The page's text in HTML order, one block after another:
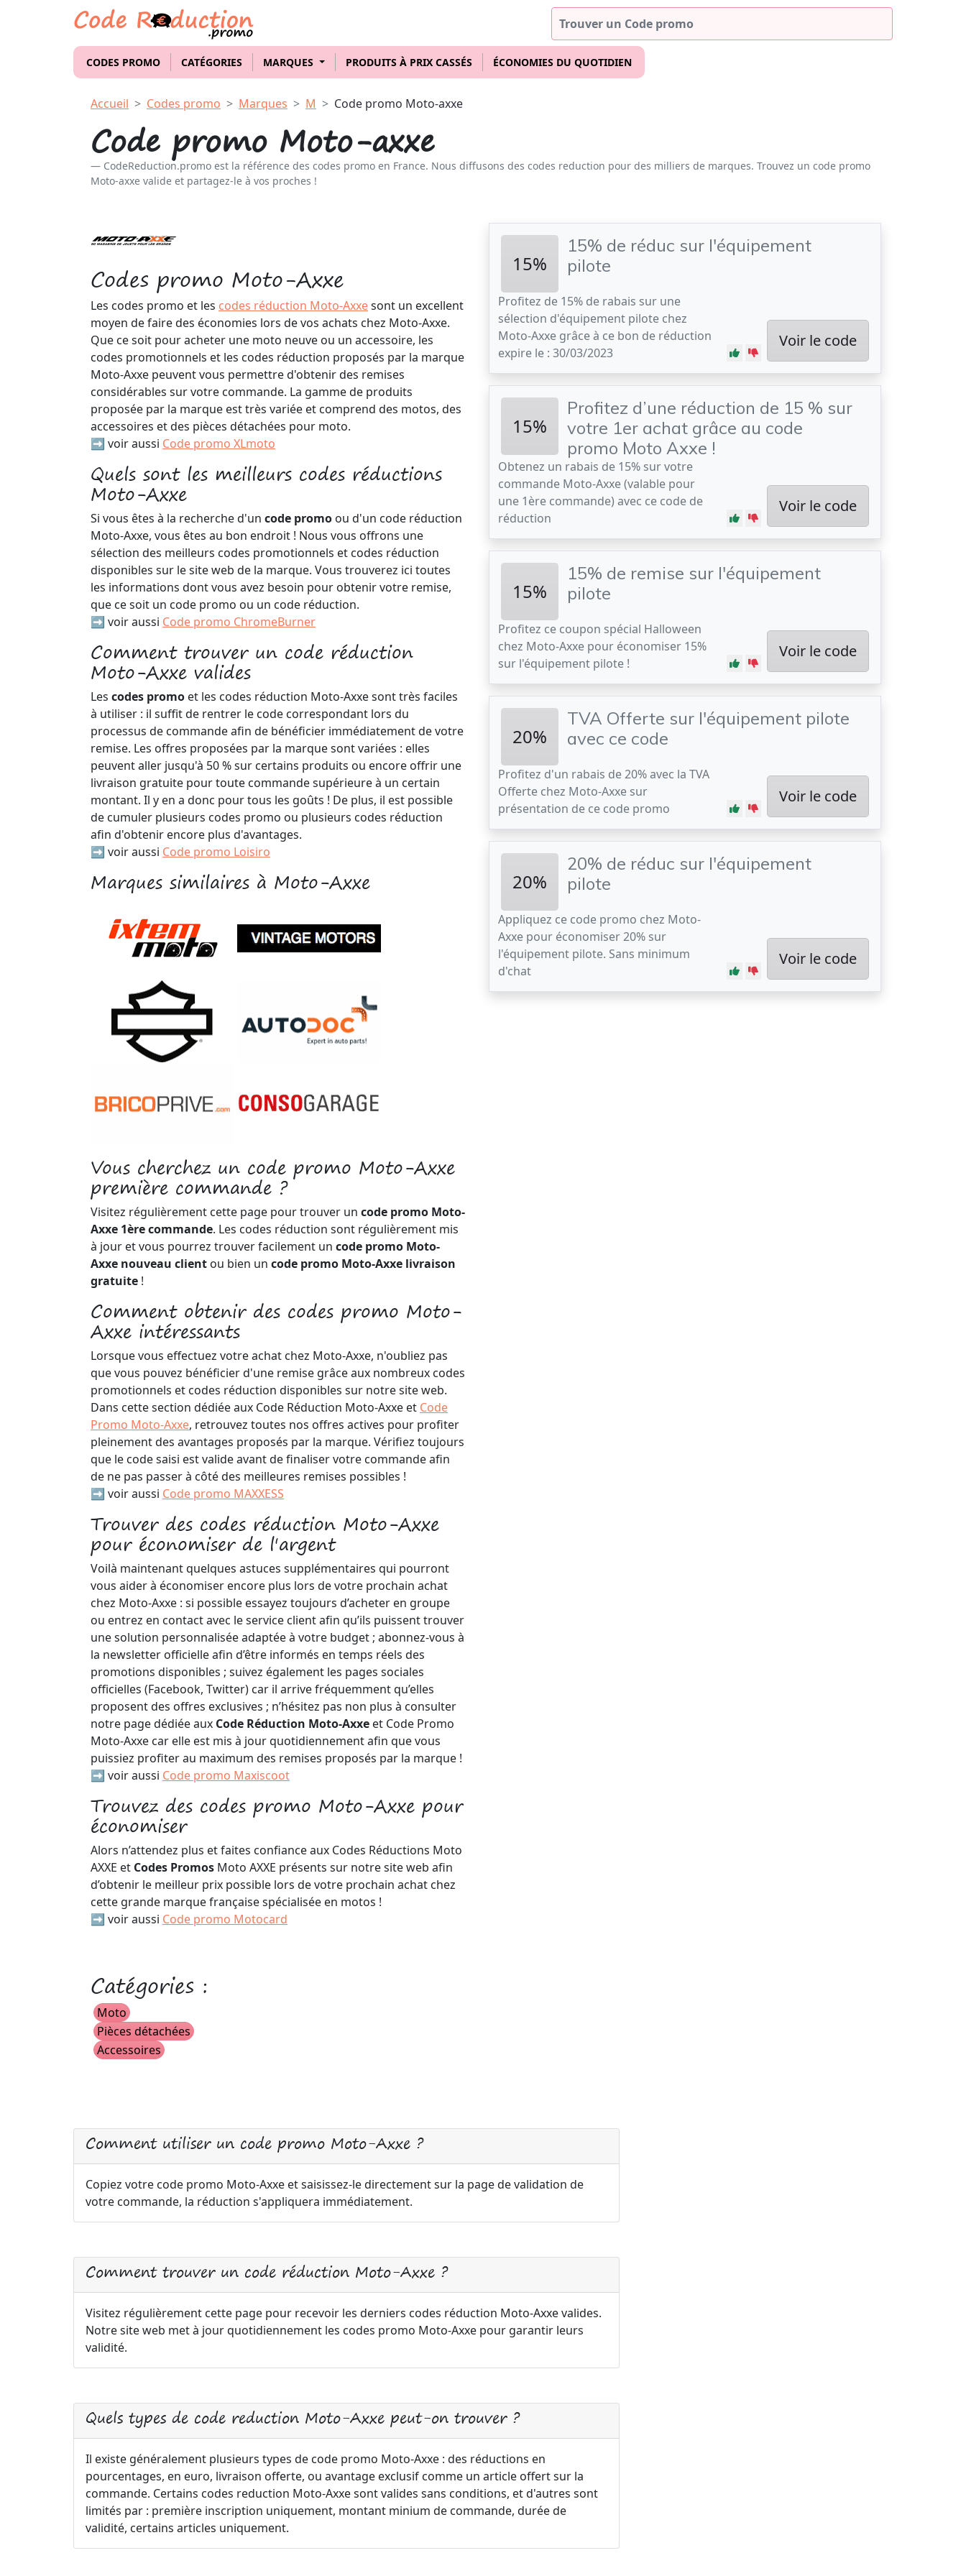
CODES PROMO CATÉGORIES MARQUES PRODUITS À PRIX CASSÉS ÉCONOMIES DU QUOTIDIEN
Accueil Codes promo Marques M Code promo Moto-axxe
Code promo Moto-axxe
CodeReduction.promo est la référence des codes promo en France. Nous diffusons des codes reduction pour des milliers de marques. Trouvez un code promo
Moto-axxe valide et partagez-le à vos proches !
Codes promo Moto-Axxe
Les codes promo et les codes réduction Moto-Axxesont un excellent
moyen de faire des économies lors de vos achats chez Moto-Axxe.
Que ce soit pour acheter une moto neuve ou un accessoire, les
codes promotionnels et les codes réduction proposés par la marque
Moto-Axxe peuvent vous permettre d'obtenir des remises
considérables sur votre commande. La gamme de produits
proposée par la marque est très variée et comprend des motos, des
accessoires et des pièces détachées pour moto.
➡️ voir aussi Code promo XLmoto
Quels sont les meilleurs codes réductions
Moto-Axxe
Si vous êtes à la recherche d'un code promo ou d'un code réduction
Moto-Axxe, vous êtes au bon endroit ! Nous vous offrons une
sélection des meilleurs codes promotionnels et codes réduction
disponibles sur le site web de la marque. Vous trouverez ici toutes
les informations dont vous avez besoin pour obtenir votre remise,
que ce soit un code promo ou un code réduction.
➡️ voir aussi Code promo ChromeBurner
Comment trouver un code réduction
Moto-Axxe valides
Les codes promo et les codes réduction Moto-Axxe sont très faciles
à utiliser : il suffit de rentrer le code correspondant lors du
processus de commande afin de bénéficier immédiatement de votre
remise. Les offres proposées par la marque sont variées : elles
peuvent aller jusqu'à 50 % sur certains produits ou encore offrir une
livraison gratuite pour toute commande supérieure à un certain
montant. Il y en a donc pour tous les goûts ! De plus, il est possible
de cumuler plusieurs codes promo ou plusieurs codes réduction
afin d'obtenir encore plus d'avantages.
➡️ voir aussi Code promo Loisiro
Marques similaires à Moto-Axxe
Vous cherchez un code promo Moto-Axxe
première commande ?
Visitez régulièrement cette page pour trouver un code promo Moto-
Axxe 1ère commande. Les codes réduction sont régulièrement mis
à jour et vous pourrez trouver facilement un code promo Moto-
Axxe nouveau client ou bien un code promo Moto-Axxe livraison
gratuite !
Comment obtenir des codes promo Moto-
Axxe intéressants
Lorsque vous effectuez votre achat chez Moto-Axxe, n'oubliez pas
que vous pouvez bénéficier d'une remise grâce aux nombreux codes
promotionnels et codes réduction disponibles sur notre site web.
Dans cette section dédiée aux Code Réduction Moto-Axxe et Code
Promo Moto-Axxe, retrouvez toutes nos offres actives pour profiter
pleinement des avantages proposés par la marque. Vérifiez toujours
que le code saisi est valide avant de finaliser votre commande afin
de ne pas passer à côté des meilleures remises possibles !
➡️ voir aussi Code promo MAXXESS
Trouver des codes réduction Moto-Axxe
pour économiser de l'argent
Voilà maintenant quelques astuces supplémentaires qui pourront
vous aider à économiser encore plus lors de votre prochain achat
chez Moto-Axxe : si possible essayez toujours d’acheter en groupe
ou entrez en contact avec le service client afin qu’ils puissent trouver
une solution personnalisée adaptée à votre budget ; abonnez-vous à
la newsletter officielle afin d’être informés en temps réels des
promotions disponibles ; suivez également les pages sociales
officielles (Facebook, Twitter) car il arrive fréquemment qu’elles
proposent des offres exclusives ; n’hésitez pas non plus à consulter
notre page dédiée aux Code Réduction Moto-Axxe et Code Promo
Moto-Axxe car elle est mis à jour quotidiennement afin que vous
puissiez profiter au maximum des remises proposés par la marque !
➡️ voir aussi Code promo Maxiscoot
Trouvez des codes promo Moto-Axxe pour
économiser
Alors n’attendez plus et faites confiance aux Codes Réductions Moto
AXXE et Codes Promos Moto AXXE présents sur notre site web afin
d’obtenir le meilleur prix possible lors de votre prochain achat chez
cette grande marque française spécialisée en motos !
➡️ voir aussi Code promo Motocard
Catégories :
Moto
Pièces détachées
Accessoires
15%
15% de réduc sur l'équipement
pilote
Profitez de 15% de rabais sur une
sélection d'équipement pilote chez
Moto-Axxe grâce à ce bon de réduction
expire le : 30/03/2023
Voir le code
15%
Profitez d’une réduction de 15 % sur
votre 1er achat grâce au code
promo Moto Axxe !
Obtenez un rabais de 15% sur votre
commande Moto-Axxe (valable pour
une 1ère commande) avec ce code de
réduction
Voir le code
15%
15% de remise sur l'équipement
pilote
Profitez ce coupon spécial Halloween
chez Moto-Axxe pour économiser 15%
sur l'équipement pilote !
Voir le code
20%
TVA Offerte sur l'équipement pilote
avec ce code
Profitez d'un rabais de 20% avec la TVA
Offerte chez Moto-Axxe sur
présentation de ce code promo
Voir le code
20%
20% de réduc sur l'équipement
pilote
Appliquez ce code promo chez Moto-
Axxe pour économiser 20% sur
l'équipement pilote. Sans minimum
d'chat
Voir le code
Comment utiliser un code promo Moto-Axxe ?
Copiez votre code promo Moto-Axxe et saisissez-le directement sur la page de validation de
votre commande, la réduction s'appliquera immédiatement.
Comment trouver un code réduction Moto-Axxe ?
Visitez régulièrement cette page pour recevoir les derniers codes réduction Moto-Axxe valides.
Notre site web met à jour quotidiennement les codes promo Moto-Axxe pour garantir leurs
validité.
Quels types de code reduction Moto-Axxe peut-on trouver ?
Il existe généralement plusieurs types de code promo Moto-Axxe : des réductions en
pourcentages, en euro, livraison offerte, ou avantage exclusif comme un article offert sur la
commande. Certains codes reduction Moto-Axxe sont valides sans conditions, et d'autres sont
limités par : première inscription uniquement, montant minium de commande, durée de
validité, certains articles uniquement.